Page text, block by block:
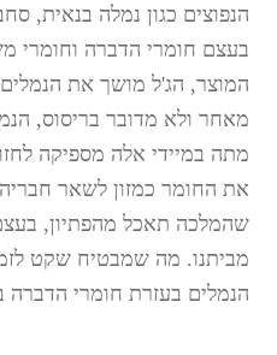
הנפוצים כגון נמלה בנאית,
בעצם חומרי הדברה
המוצר, הג'ל מושך את
מאחר ולא מדובר בריסוס,
מתה במיידי אלה מספיקה
את החומר כמזון לשאר
שהמלכה תאכל מהפתיון,
מביתנו. מה שמבטיח שקט
הנמלים בעזרת חומרי הדברה